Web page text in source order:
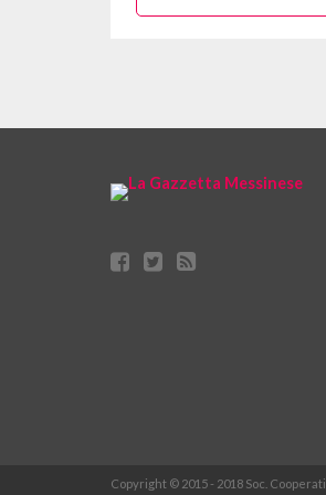
Copyright © 2015 - 2018 Soc.